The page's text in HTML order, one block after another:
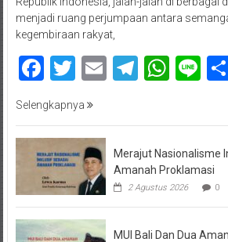
menjadi ruang perjumpaan antara
kegembiraan rakyat,
Facebook
Twitter
Email
Selengkapnya
Merajut Nasionalisme
Amanah Proklamasi
2 Agustus 2026 0
MUI Bali Dan Dua